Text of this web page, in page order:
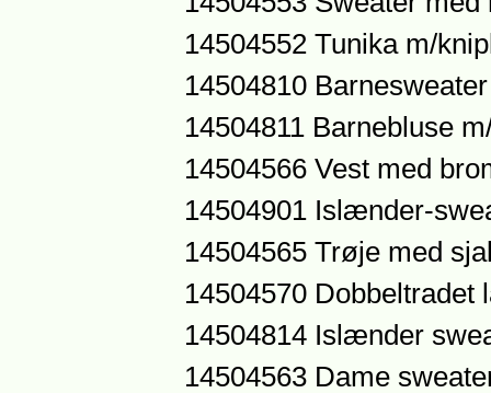
14504552 Tunika m/
14504810
14504811 Barnebluse
14504566 Vest med
14504901 Islænder-
14504565 Trøje med
14504570 Dobbeltradet
14504814 Islænder
14504563 Dame